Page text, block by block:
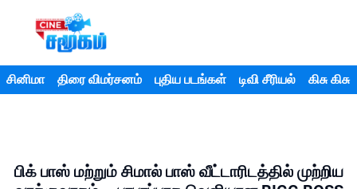
சினிமா திரை விமர்சனம் புதிய படங்கள் டிவி சீரியல் கிசு கிசு
பிக் பாஸ் மற்றும் சிமால் பாஸ் வீட்டாரிடத்தில் முற்றிய